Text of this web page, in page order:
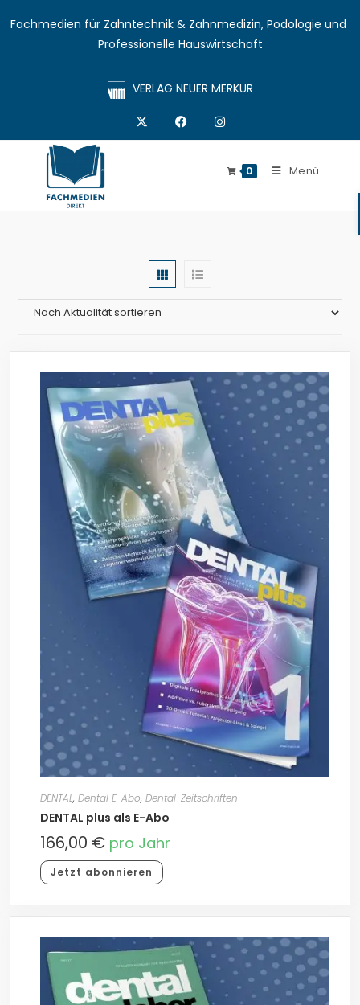
Fachmedien für Zahntechnik & Zahnmedizin, Podologie und
Professionelle Hauswirtschaft
VERLAG NEUER MERKUR
0 Menü
DENTAL, Dental E-Abo, Dental-Zeitschriften
DENTAL plus als E-Abo
166,00 €pro Jahr
Jetzt abonnieren